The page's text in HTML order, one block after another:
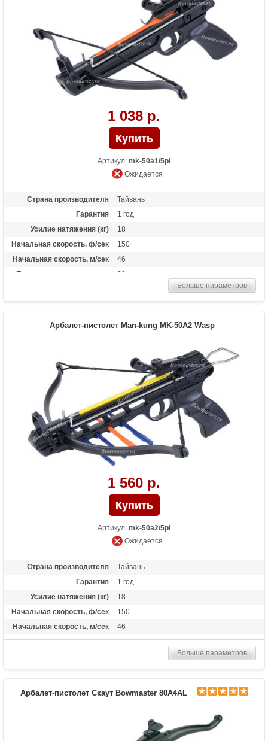
Пластиковая рукоять, Фиберглассовые
плечи,планка под прицел;ласточкин
хвост;
1 038 р.
Артикул: mk-50a1/5pl
Ожидается
Страна производителя
Тайвань
Гарантия
1 год
Усилие натяжения (кг)
18
Начальная скорость, ф/сек
150
Начальная скорость, м/сек
46
Прицельная дальность, м
20
12,7 дюймов (32,3 см)
Размах плечей (см)
42
Назначение
Развлечение
Особенности
металлические плечи, алюминиевая
рукоять, планка под прицел;ласточкин
хвост;
Больше параметров
Арбалет-пистолет Man-kung MK-50A2 Wasp
1 560 р.
Артикул: mk-50a2/5pl
Ожидается
Страна производителя
Тайвань
Гарантия
1 год
Усилие натяжения (кг)
18
Начальная скорость, ф/сек
150
Начальная скорость, м/сек
46
Прицельная дальность, м
20
12,7 дюймов (32,3 см)
Размах плечей (см)
42
Развлечение
Больше параметров
Арбалет-пистолет Скаут Bowmaster 80A4AL